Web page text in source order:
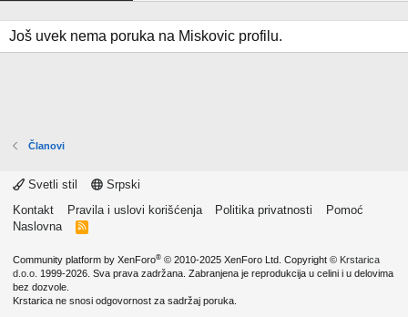
Još uvek nema poruka na Miskovic profilu.
Članovi
Svetli stil
Srpski
Kontakt
Pravila i uslovi korišćenja Politika privatnosti
Pomoć
Naslovna
R
Community platform by XenForo® © 2010-2025 XenForo Ltd. Copyright © Krstarica
d.o.o. 1999-2026. Sva prava zadržana. Zabranjena je reprodukcija u celini i u delovima
bez dozvole.
Krstarica ne snosi odgovornost za sadržaj poruka.